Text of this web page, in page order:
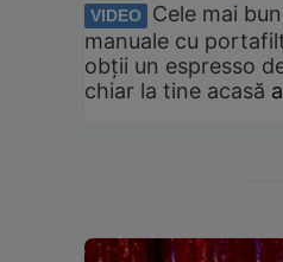
VIDEO
Cele mai
manuale cu
obții un espresso
chiar la tine acasă